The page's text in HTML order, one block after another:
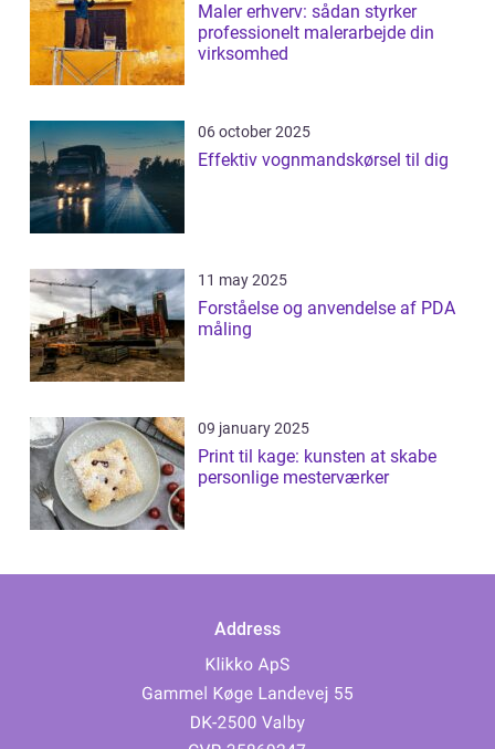
Maler erhverv: sådan styrker
professionelt malerarbejde din
virksomhed
06 october 2025
Effektiv vognmandskørsel til dig
11 may 2025
Forståelse og anvendelse af PDA
måling
09 january 2025
Print til kage: kunsten at skabe
personlige mesterværker
Address